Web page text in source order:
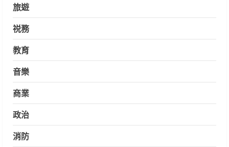
旅遊
祱務
教育
音樂
商業
政治
消防